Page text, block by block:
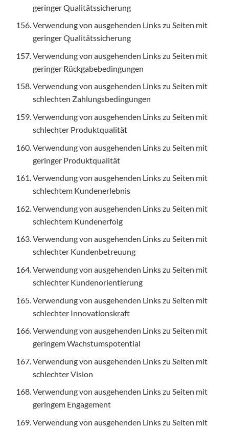
geringer Qualitätssicherung
Verwendung von ausgehenden Links zu Seiten mit
geringer Qualitätssicherung
Verwendung von ausgehenden Links zu Seiten mit
geringer Rückgabebedingungen
Verwendung von ausgehenden Links zu Seiten mit
schlechten Zahlungsbedingungen
Verwendung von ausgehenden Links zu Seiten mit
schlechter Produktqualität
Verwendung von ausgehenden Links zu Seiten mit
geringer Produktqualität
Verwendung von ausgehenden Links zu Seiten mit
schlechtem Kundenerlebnis
Verwendung von ausgehenden Links zu Seiten mit
schlechtem Kundenerfolg
Verwendung von ausgehenden Links zu Seiten mit
schlechter Kundenbetreuung
Verwendung von ausgehenden Links zu Seiten mit
schlechter Kundenorientierung
Verwendung von ausgehenden Links zu Seiten mit
schlechter Innovationskraft
Verwendung von ausgehenden Links zu Seiten mit
geringem Wachstumspotential
Verwendung von ausgehenden Links zu Seiten mit
schlechter Vision
Verwendung von ausgehenden Links zu Seiten mit
geringem Engagement
Verwendung von ausgehenden Links zu Seiten mit